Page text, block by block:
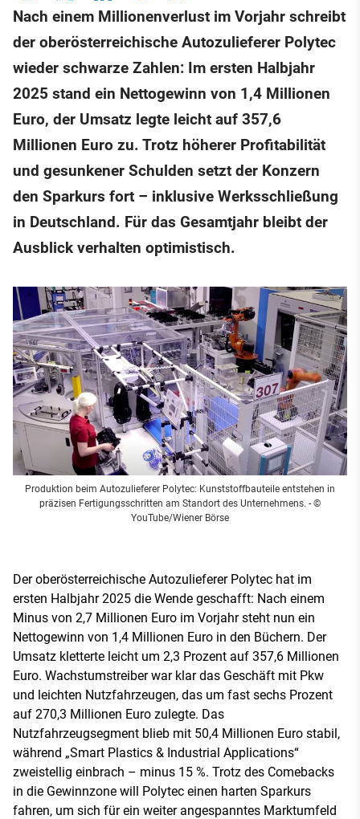
Nach einem Millionenverlust im Vorjahr schreibt
der oberösterreichische Autozulieferer Polytec
wieder schwarze Zahlen: Im ersten Halbjahr
2025 stand ein Nettogewinn von 1,4 Millionen
Euro, der Umsatz legte leicht auf 357,6
Millionen Euro zu. Trotz höherer Profitabilität
und gesunkener Schulden setzt der Konzern
den Sparkurs fort – inklusive Werksschließung
in Deutschland. Für das Gesamtjahr bleibt der
Ausblick verhalten optimistisch.
Produktion beim Autozulieferer Polytec: Kunststoffbauteile entstehen in
präzisen Fertigungsschritten am Standort des Unternehmens. - ©
YouTube/Wiener Börse
Der oberösterreichische Autozulieferer Polytec hat im
ersten Halbjahr 2025 die Wende geschafft: Nach einem
Minus von 2,7 Millionen Euro im Vorjahr steht nun ein
Nettogewinn von 1,4 Millionen Euro in den Büchern. Der
Umsatz kletterte leicht um 2,3 Prozent auf 357,6 Millionen
Euro. Wachstumstreiber war klar das Geschäft mit Pkw
und leichten Nutzfahrzeugen, das um fast sechs Prozent
auf 270,3 Millionen Euro zulegte. Das
Nutzfahrzeugsegment blieb mit 50,4 Millionen Euro stabil,
während „Smart Plastics & Industrial Applications“
zweistellig einbrach – minus 15 %. Trotz des Comebacks
in die Gewinnzone will Polytec einen harten Sparkurs
fahren, um sich für ein weiter angespanntes Marktumfeld